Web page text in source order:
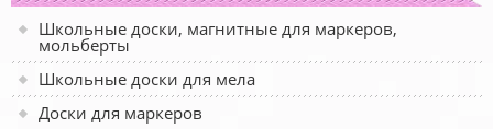
Школьные доски, магнитные для маркеров,
мольберты
Школьные доски для мела
Доски для маркеров